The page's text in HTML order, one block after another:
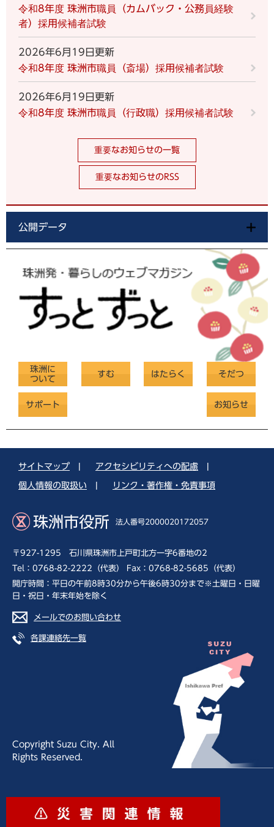
令和8年度 珠洲市職員（カムバック・公務員経験
者）採用候補者試験
2026年6月19日更新
令和8年度 珠洲市職員（斎場）採用候補者試験
2026年6月19日更新
令和8年度 珠洲市職員（行政職）採用候補者試験
重要なお知らせの一覧
重要なお知らせのRSS
公開データ
珠洲に
ついて
すむ はたらく そだつ
サポート お知らせ
サイトマップ アクセシビリティへの配慮
個人情報の取扱い リンク・著作権・免責事項
珠洲市役所 法人番号2000020172057
〒927-1295 石川県珠洲市上戸町北方一字6番地の2
Tel：0768-82-2222（代表） Fax：0768-82-5685（代表）
開庁時間：平日の午前8時30分から午後6時30分まで※土曜日・日曜
日・祝日・年末年始を除く
メールでのお問い合わせ
各課連絡先一覧
Copyright Suzu City. All
Rights Reserved.